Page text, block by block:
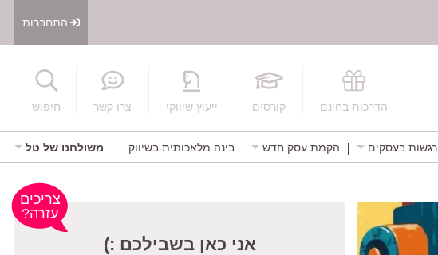
התחברות
הדרכות בחינם קורסים ייעוץ שיווקי צרו קשר חיפוש
רגשות בעסקים הקמת עסק חדש בינה מלאכותית בשיווק משולחנו של טל
אני כאן בשבילכם :)